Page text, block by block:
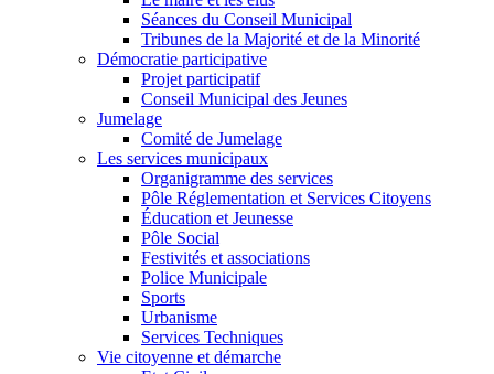
Séances du Conseil Municipal
Tribunes de la Majorité et de la Minorité
Démocratie participative
Projet participatif
Conseil Municipal des Jeunes
Jumelage
Comité de Jumelage
Les services municipaux
Organigramme des services
Pôle Réglementation et Services Citoyens
Éducation et Jeunesse
Pôle Social
Festivités et associations
Police Municipale
Sports
Urbanisme
Services Techniques
Vie citoyenne et démarche